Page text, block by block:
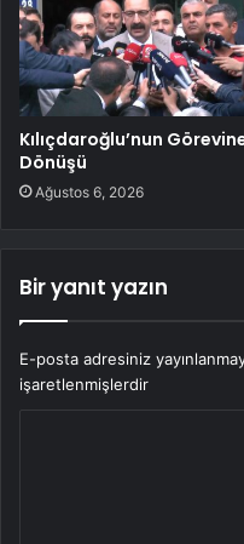
Kılıçdaroğlu’nun
Dönüşü
Ağustos 6, 2026
Bir yanıt yazın
E-posta adresiniz
işaretlenmişlerdir